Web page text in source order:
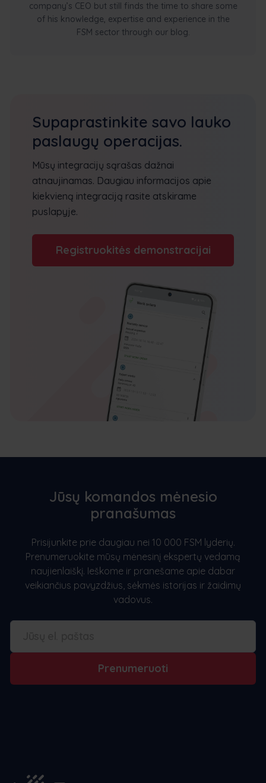
company’s CEO but still finds the time to share some
of his knowledge, expertise and experience in the
FSM sector through our blog.
Supaprastinkite savo lauko
paslaugų operacijas.
Mūsų integracijų sąrašas dažnai
atnaujinamas. Daugiau informacijos apie
kiekvieną integraciją rasite atskirame
puslapyje.
Registruokitės demonstracijai
Jūsų komandos mėnesio
pranašumas
Prisijunkite prie daugiau nei 10 000 FSM lyderių.
Prenumeruokite mūsų mėnesinį ekspertų vedamą
naujienlaiškį. Ieškome ir pranešame apie dabar
veikiančius pavyzdžius, sėkmės istorijas ir žaidimų
vadovus.
Prenumeruoti